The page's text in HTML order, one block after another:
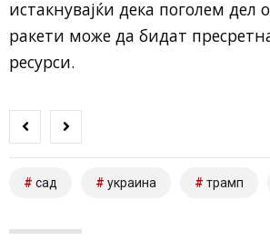
истакнувајќи дека поголем дел
ракети може да бидат
ресурси.
сад украина трамп